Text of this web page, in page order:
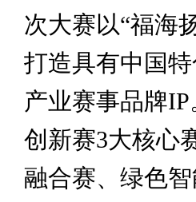
次大赛以“福海
打造具有中国
产业赛事品牌
创新赛3大核心
融合赛、绿色